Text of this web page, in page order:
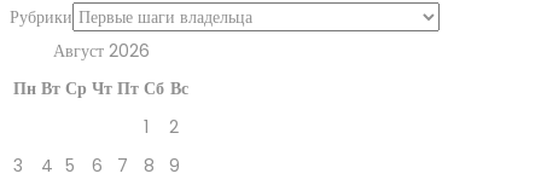
Рубрики
Август 2026
Пн Вт Ср Чт Пт Сб Вс
1
2
3
4 5 6 7 8
9